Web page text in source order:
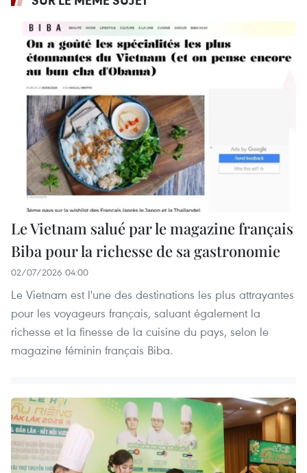
Le Vietnam salué par le magazine français
Biba pour la richesse de sa gastronomie
02/07/2026 04:00
Le Vietnam est l'une des destinations les plus attrayantes
pour les voyageurs français, saluant également la
richesse et la finesse de la cuisine du pays, selon le
magazine féminin français Biba.